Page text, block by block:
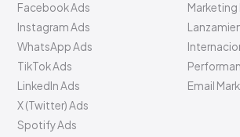
Facebook Ads
Instagram Ads
WhatsApp Ads
TikTok Ads
LinkedIn Ads
X (Twitter) Ads
Spotify Ads
Marketing
Email